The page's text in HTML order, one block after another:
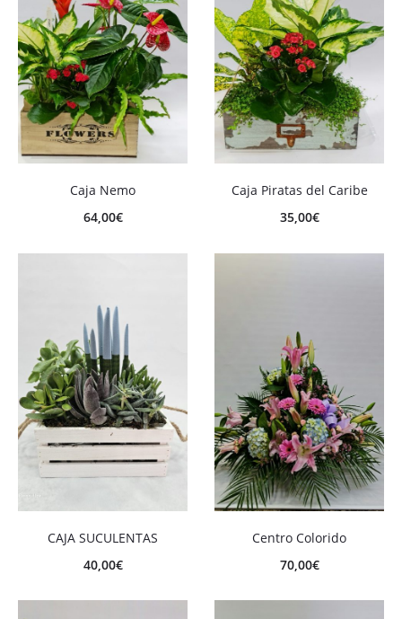
Caja Nemo
64,00€
Caja Piratas del Caribe
35,00€
CAJA SUCULENTAS
40,00€
Centro Colorido
70,00€